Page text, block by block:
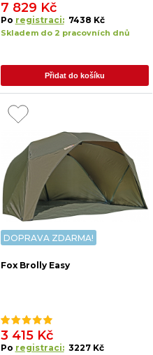
7 829 Kč
Po registraci: 7438 Kč
Skladem do 2 pracovních dnů
Přidat do košíku
DOPRAVA ZDARMA!
Fox Brolly Easy
3 415 Kč
Po registraci: 3227 Kč